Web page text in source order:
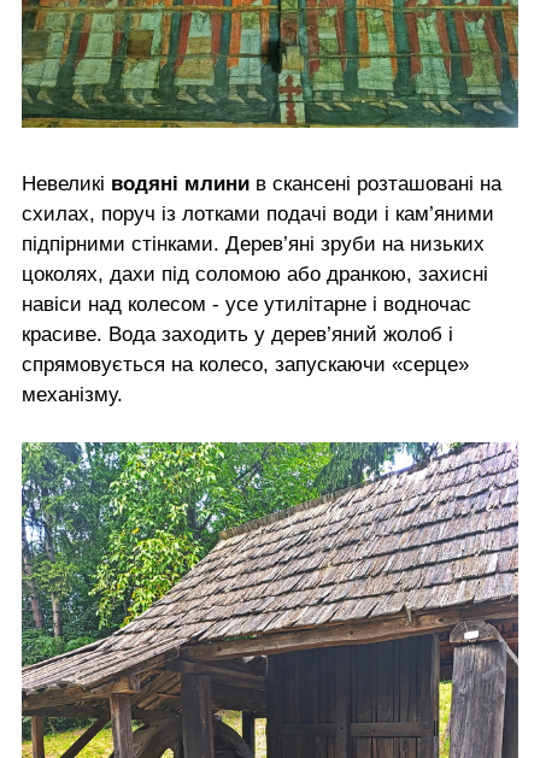
Невеликі водяні млини в скансені розташовані на
схилах, поруч із лотками подачі води і кам’яними
підпірними стінками. Дерев’яні зруби на низьких
цоколях, дахи під соломою або дранкою, захисні
навіси над колесом - усе утилітарне і водночас
красиве. Вода заходить у дерев’яний жолоб і
спрямовується на колесо, запускаючи «серце»
механізму.